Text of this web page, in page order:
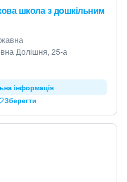
школа з дошкільним
Долішня, 25-а
інформація
Зберегти